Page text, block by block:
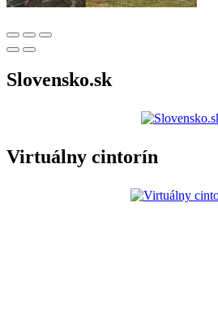
Slovensko.sk
Virtuálny cintorín